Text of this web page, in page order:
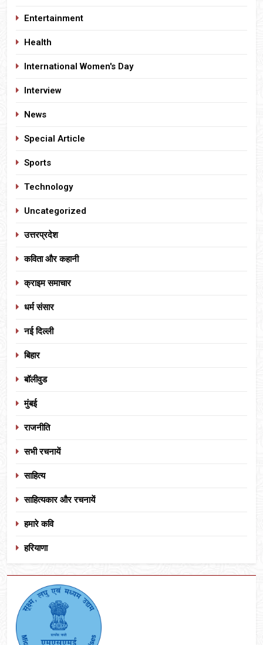
Entertainment
Health
International Women's Day
Interview
News
Special Article
Sports
Technology
Uncategorized
उत्तरप्रदेश
कविता और कहानी
क्राइम समाचार
धर्म संसार
नई दिल्ली
बिहार
बॉलीवुड
मुंबई
राजनीति
सभी रचनायें
साहित्य
साहित्यकार और रचनायें
हमारे कवि
हरियाणा